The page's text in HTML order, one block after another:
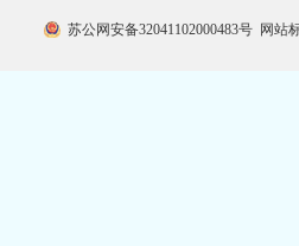
苏公网安备32041102000483号 网站